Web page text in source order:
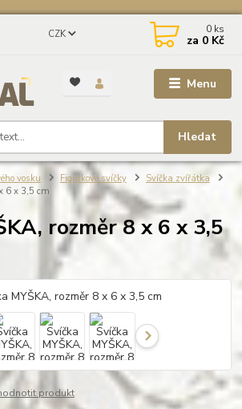
Menu
CZK
Hledat
0 ks
za 0 Kč
vosku Figurkové svíčky
Svíčka zvířátka
6 x 3,5 cm
rozměr 8 x 6 x 3,5
produkt